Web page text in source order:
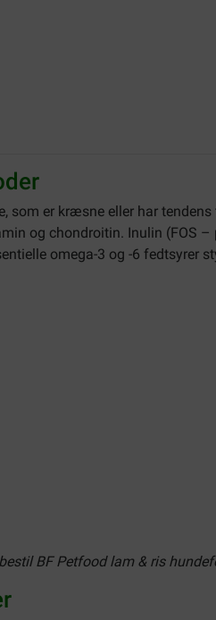
som er kræsne eller har
og chondroitin. Inulin (FOS
omega-3 og -6 fedtsyrer
BF Petfood lam & ris